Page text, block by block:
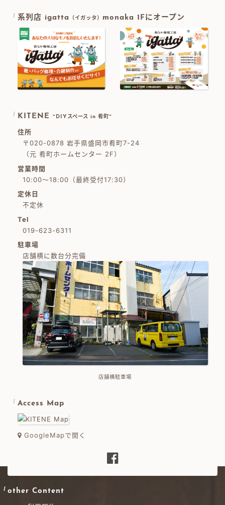
系列店 igatta （イガッタ） monaka 1Fにオープン
KITENE ~DIYスペース in 肴町~
住所
〒020-0878 岩手県盛岡市肴町7-24
（元 肴町ホームセンター 2F）
営業時間
10:00～18:00（最終受付17:30）
定休日
不定休
Tel
019-623-6311
駐車場
店舗横に数台分完備
店舗横駐車場
Access Map
GoogleMapで開く
other Content